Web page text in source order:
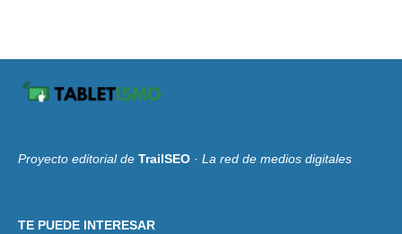
Proyecto editorial de TrailSEO · La red de medios digitales
TE PUEDE INTERESAR